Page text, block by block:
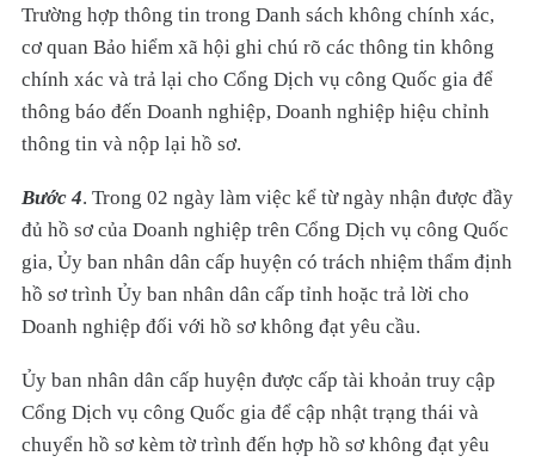
Trường hợp thông tin trong Danh sách không chính xác,
cơ quan Bảo hiểm xã hội ghi chú rõ các thông tin không
chính xác và trả lại cho Cổng Dịch vụ công Quốc gia để
thông báo đến Doanh nghiệp, Doanh nghiệp hiệu chỉnh
thông tin và nộp lại hồ sơ.
Bước 4. Trong 02 ngày làm việc kể từ ngày nhận được đầy
đủ hồ sơ của Doanh nghiệp trên Cổng Dịch vụ công Quốc
gia, Ủy ban nhân dân cấp huyện có trách nhiệm thẩm định
hồ sơ trình Ủy ban nhân dân cấp tỉnh hoặc trả lời cho
Doanh nghiệp đối với hồ sơ không đạt yêu cầu.
Ủy ban nhân dân cấp huyện được cấp tài khoản truy cập
Cổng Dịch vụ công Quốc gia để cập nhật trạng thái và
chuyển hồ sơ kèm tờ trình đến hợp hồ sơ không đạt yêu